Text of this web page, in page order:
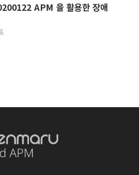
APM 을 활용한 장애